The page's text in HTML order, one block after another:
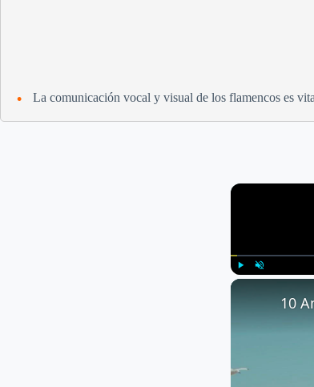
La comunicación vocal y visual de los flamencos es
10